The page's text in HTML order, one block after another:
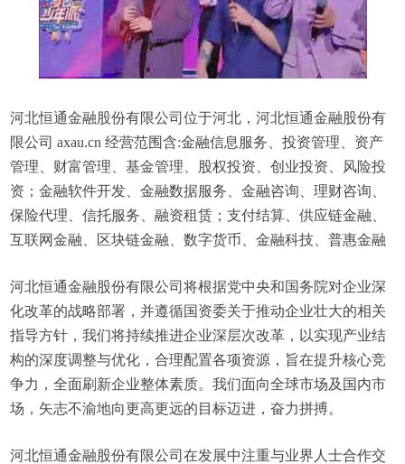
河北恒通金融股份有限公司位于河北，河北恒通金融股份有
限公司 axau.cn 经营范围含:金融信息服务、投资管理、资产
管理、财富管理、基金管理、股权投资、创业投资、风险投
资；金融软件开发、金融数据服务、金融咨询、理财咨询、
保险代理、信托服务、融资租赁；支付结算、供应链金融、
互联网金融、区块链金融、数字货币、金融科技、普惠金融
河北恒通金融股份有限公司将根据党中央和国务院对企业深
化改革的战略部署，并遵循国资委关于推动企业壮大的相关
指导方针，我们将持续推进企业深层次改革，以实现产业结
构的深度调整与优化，合理配置各项资源，旨在提升核心竞
争力，全面刷新企业整体素质。我们面向全球市场及国内市
场，矢志不渝地向更高更远的目标迈进，奋力拼搏。
河北恒通金融股份有限公司在发展中注重与业界人士合作交